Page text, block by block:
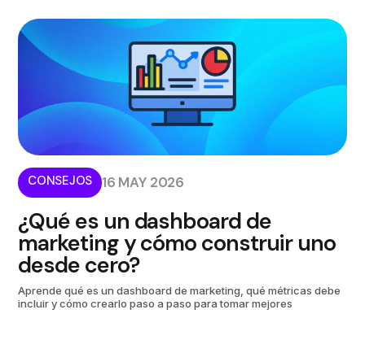
CONSEJOS 16 MAY 2026
¿Qué es un dashboard de
marketing y cómo construir uno
desde cero?
Aprende qué es un dashboard de marketing, qué métricas debe
incluir y cómo crearlo paso a paso para tomar mejores